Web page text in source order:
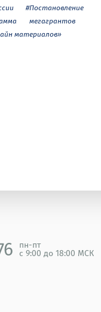
#Постановление
мегагрантов
материалов»
пн-пт
с 9:00 до 18:00 МСК